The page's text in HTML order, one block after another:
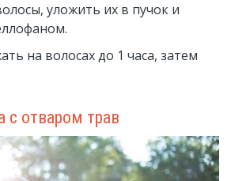
уложить их в пучок и
на волосах до 1 часа, затем
с отваром трав